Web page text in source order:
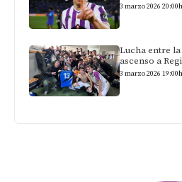
3 marzo 2026 20:00h
Lucha entre
ascenso a
3 marzo 2026 19:00h